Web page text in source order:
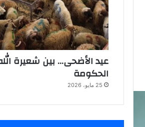
عيد الأضحى… بين شعيرة
الحكومة
25 مايو، 2026